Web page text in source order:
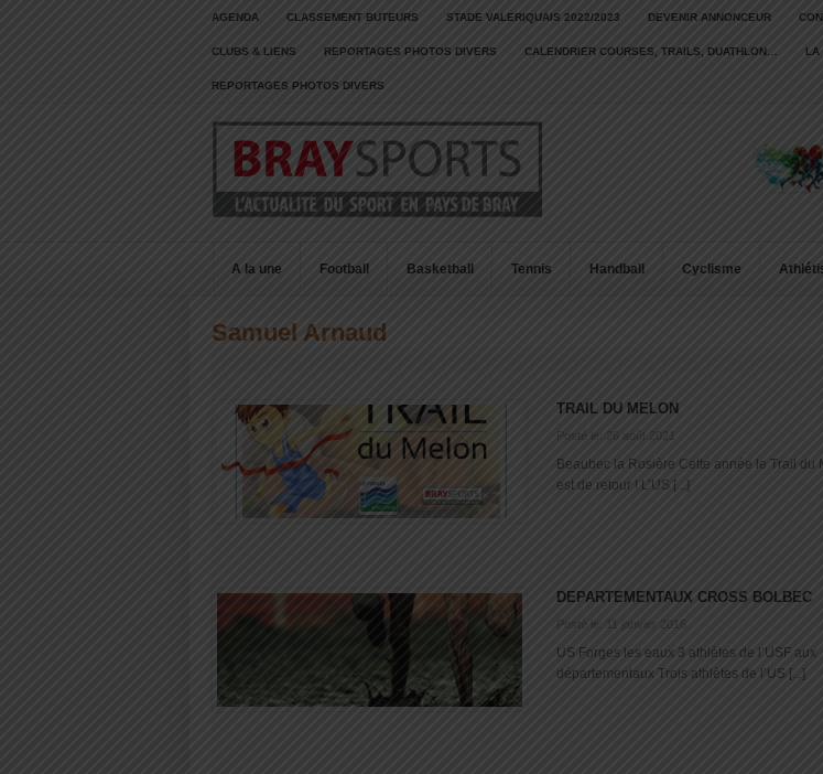
AGENDA CLASSEMENT BUTEURS STADE VALERIQUAIS 2022/2023 DEVENIR ANNONCEUR
CLUBS & LIENS REPORTAGES PHOTOS DIVERS CALENDRIER COURSES, TRAILS, DUATHLON… LA
REPORTAGES PHOTOS DIVERS
A la une Football Basketball Tennis Handball Cyclisme
Samuel Arnaud
TRAIL DU MELON
Posté le: 26 août 2021
Beaubec la Rosière Cette année le Trail du
est de retour ! L’US [...]
DEPARTEMENTAUX CROSS BOLBEC
Posté le: 11 janvier 2016
US Forges les eaux 3 athlètes de l’USF aux
départementaux Trois athlètes de l’US [...]